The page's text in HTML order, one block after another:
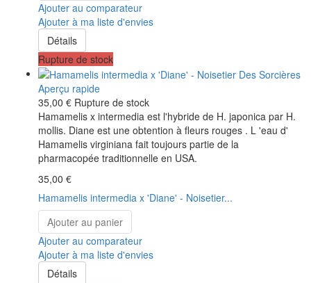
Ajouter au comparateur
Ajouter à ma liste d'envies
Détails
Rupture de stock
Aperçu rapide
35,00 € Rupture de stock
Hamamelis x intermedia est l'hybride de H. japonica par H.
mollis. Diane est une obtention à fleurs rouges . L 'eau d'
Hamamelis virginiana fait toujours partie de la
pharmacopée traditionnelle en USA.
35,00 €
Hamamelis intermedia x 'Diane' - Noisetier...
Ajouter au panier
Ajouter au comparateur
Ajouter à ma liste d'envies
Détails